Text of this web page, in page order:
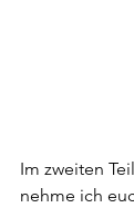
Im zweiten
nehme ich